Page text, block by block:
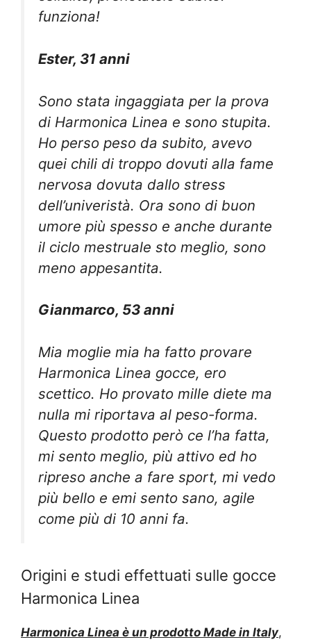
funziona!
Ester, 31 anni
Sono stata ingaggiata per la prova
di Harmonica Linea e sono stupita.
Ho perso peso da subito, avevo
quei chili di troppo dovuti alla fame
nervosa dovuta dallo stress
dell’univeristà. Ora sono di buon
umore più spesso e anche durante
il ciclo mestruale sto meglio, sono
meno appesantita.
Gianmarco, 53 anni
Mia moglie mia ha fatto provare
Harmonica Linea gocce, ero
scettico. Ho provato mille diete ma
nulla mi riportava al peso-forma.
Questo prodotto però ce l’ha fatta,
mi sento meglio, più attivo ed ho
ripreso anche a fare sport, mi vedo
più bello e emi sento sano, agile
come più di 10 anni fa.
Origini e studi effettuati sulle gocce
Harmonica Linea
Harmonica Linea è un prodotto Made in Italy,